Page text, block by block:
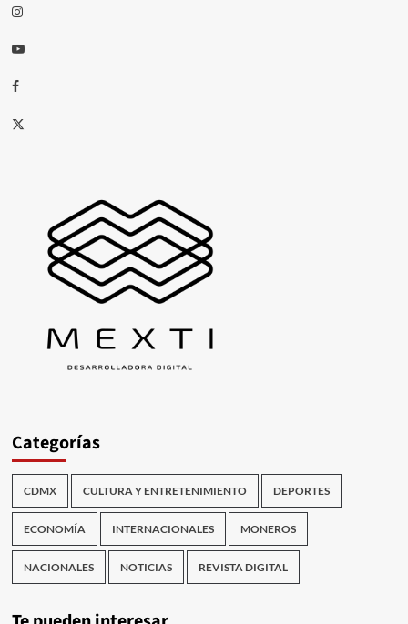
Instagram
Youtube
Facebook
X
Categorías
CDMX CULTURA Y ENTRETENIMIENTO DEPORTES
ECONOMÍA INTERNACIONALES MONEROS
NACIONALES NOTICIAS REVISTA DIGITAL